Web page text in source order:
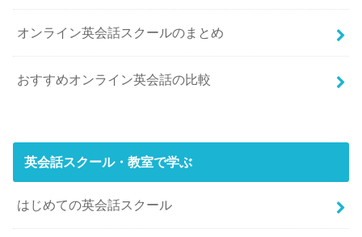
オンライン英会話スクールのまとめ
おすすめオンライン英会話の比較
英会話スクール・教室で学ぶ
はじめての英会話スクール